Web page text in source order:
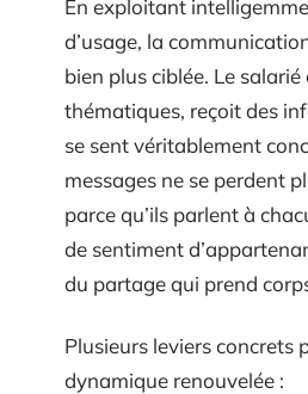
En exploitant
d’usage, la
bien plus ciblée. Le salarié
thématiques, reçoit des
se sent véritablement
messages ne se perdent
parce qu’ils parlent à
de sentiment
du partage qui prend
Plusieurs leviers concrets
dynamique renouvelée :